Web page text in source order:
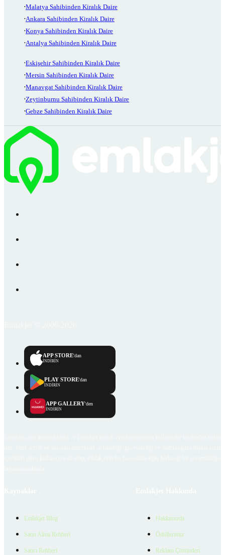
Malatya Sahibinden Kiralık Daire
Ankara Sahibinden Kiralık Daire
Konya Sahibinden Kiralık Daire
Antalya Sahibinden Kiralık Daire
Eskişehir Sahibinden Kiralık Daire
Mersin Sahibinden Kiralık Daire
Manavgat Sahibinden Kiralık Daire
Zeytinburnu Sahibinden Kiralık Daire
Gebze Sahibinden Kiralık Daire
APP STORE'dan
İNDİRİN
PLAY STORE'dan
İNDİRİN
APP GALLERY'den
İNDİRİN
Emlakjet Blog
Satın Alma Rehberi
Satıcı Rehberi
Hakkımızda
Ödüllerimiz
Reklam Çözümleri